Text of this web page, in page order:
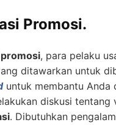
Promosi.
, para pelaku
ditawarkan untuk
untuk membantu Anda
diskusi
. Dibutuhkan